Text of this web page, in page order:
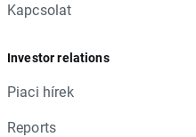
Kapcsolat
Investor relations
Piaci hírek
Reports